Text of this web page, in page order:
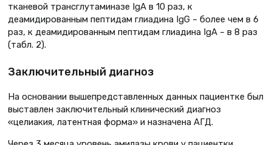
тканевой трансглутаминазе IgA в 10 раз, к
деамидированным пептидам глиадина IgG – более чем в 6
раз, к деамидированным пептидам глиадина IgA – в 8 раз
(табл. 2).
Заключительный диагноз
На основании вышепредставленных данных пациентке был
выставлен заключительный клинический диагноз
«целиакия, латентная форма» и назначена АГД.